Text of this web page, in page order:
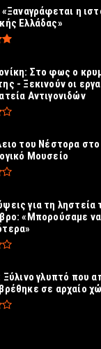
«Ξαναγράφεται η
Ελλάδας»
Στο φως ο
- Ξεκινούν οι
Αντιγονιδών
του Νέστορα στο
Μουσείο
για τη
«Μπορούσαμε
Ξύλινο γλυπτό που
σε αρχαίο